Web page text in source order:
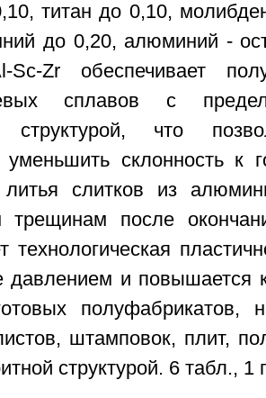
титан до 0,10,
до 0,20, алюминий -
Sc-Zr обеспечивает
сплавов с
структурой, что
уменьшить склонность к
литья слитков из
трещинам после
технологическая
давлением и повышается
полуфабрикатов,
штамповок, плит,
структурой. 6 табл., 1